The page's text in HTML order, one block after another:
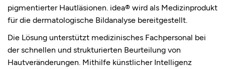
pigmentierter Hautläsionen. idea® wird als Medizinprodukt
für die dermatologische Bildanalyse bereitgestellt.
Die Lösung unterstützt medizinisches Fachpersonal bei
der schnellen und strukturierten Beurteilung von
Hautveränderungen. Mithilfe künstlicher Intelligenz